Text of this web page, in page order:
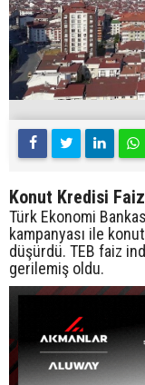
Konut Kredisi
Türk Ekonomi
kampanyası ile
düşürdü. TEB faiz
gerilemiş oldu.